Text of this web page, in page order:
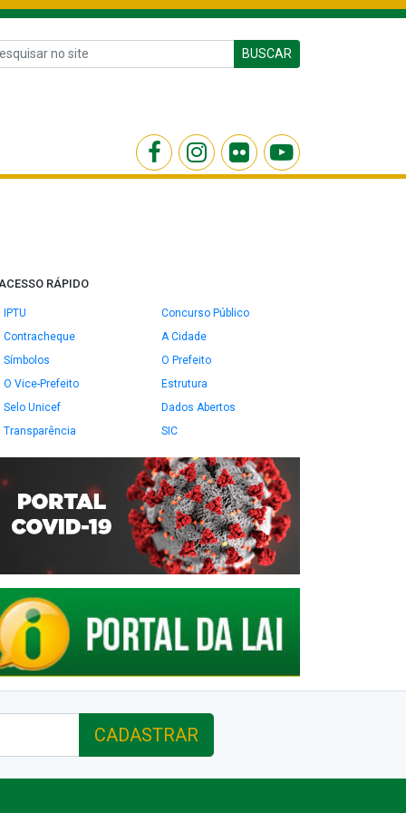
BUSCAR
RÁPIDO
IPTU
Concurso Público
Contracheque
A Cidade
Símbolos
O Prefeito
O Vice-Prefeito
Estrutura
Selo Unicef
Dados Abertos
Transparência
SIC
CADASTRAR